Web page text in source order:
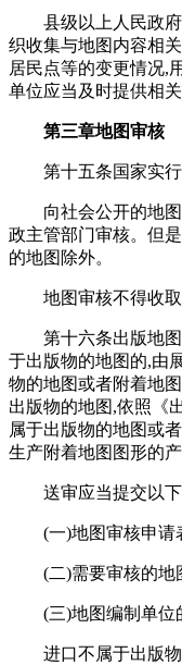
县级以上人民政
织收集与地图内容相
居民点等的变更情况,
单位应当及时提供相关
第三章地图审核
第十五条国家实
向社会公开的地
政主管部门审核。但
的地图除外。
地图审核不得收取
第十六条出版地
于出版物的地图的,由
物的地图或者附着地
出版物的地图,依照《
属于出版物的地图或
生产附着地图图形的
送审应当提交以
(一)地图审核申请
(二)需要审核的地
(三)地图编制单位
进口不属于出版